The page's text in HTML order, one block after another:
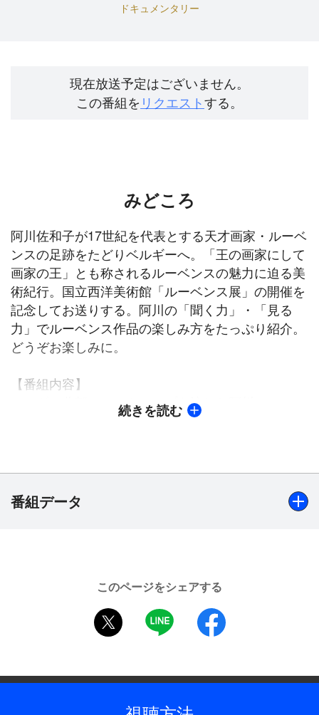
ドキュメンタリー
現在放送予定はございません。
この番組を リクエストする。
みどころ
阿川佐和子が17世紀を代表とする天才画家・ルーベ
ンスの足跡をたどりベルギーへ。「王の画家にして
画家の王」とも称されるルーベンスの魅力に迫る美
術紀行。国立西洋美術館「ルーベンス展」の開催を
記念してお送りする。阿川の「聞く力」・「見る
力」でルーベンス作品の楽しみ方をたっぷり紹介。
どうぞお楽しみに。
【番組内容】
ベルギー北部のアントワープを訪れた阿川は、アニ
メ「フランダースの犬」の舞台にもなったルーベン
セージとは。ほかにも、1600年代前半に彼が暮らし
た家や、彼が挿絵を描いた書物を保管する世界最古
の印刷工場へ。ルーベンスがなぜ巨匠と称されるの
ドイツ生まれ。バロックと呼ばれる壮麗華美な美術
様式が栄えた17世紀を代表とする画家として知ら
れ、「王の画家にして画家の王」と呼ばれたほどの
続きを読む
番組データ
このページをシェアする
twitter
LINE